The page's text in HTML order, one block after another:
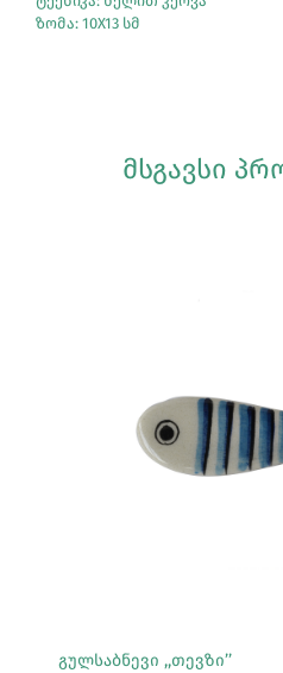
ზომა: 10X13 სმ
ᲛᲡᲒᲐᲕᲡᲘ
Სრულად
გულსაბნევი ,,თევზი’’